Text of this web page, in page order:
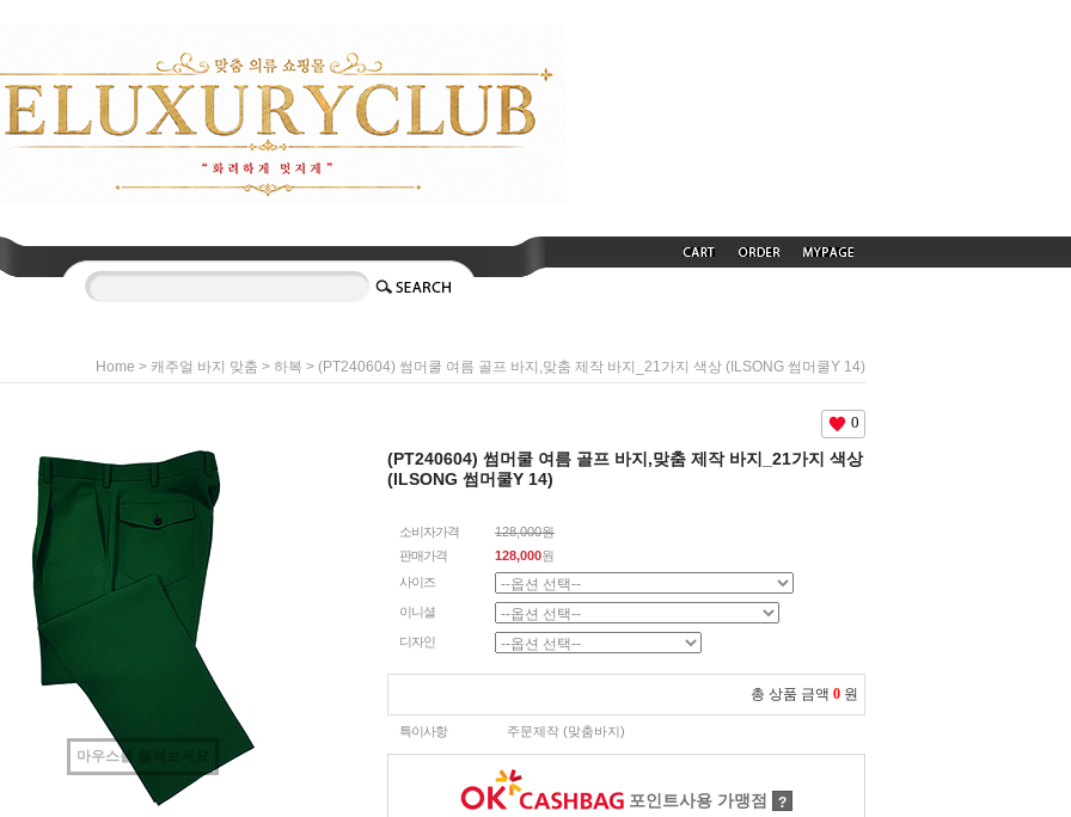
Home > 캐주얼 바지 맞춤 > 하복 > (PT240604) 썸머쿨 여름 골프 바지,맞춤 제작 바지_21가지 색상 (ILSONG 썸머쿨Y 14)
마우스를 올려보세요
0
(PT240604) 썸머쿨 여름 골프 바지,맞춤 제작 바지_21가지 색상
(ILSONG 썸머쿨Y 14)
소비자가격
128,000원
판매가격
128,000원
사이즈
이니셜
디자인
총 상품 금액 0 원
특이사항 주문제작 (맞춤바지)
포인트사용 가맹점 ?